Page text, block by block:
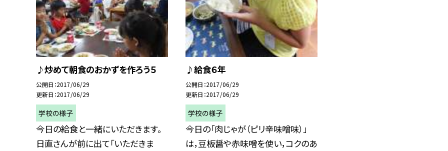
♪炒めて朝食のおかずを作ろう５
公開日 2017/06/29
更新日 2017/06/29
学校の様子
今日の給食と一緒にいただきます。
日直さんが前に出て「いただきま
♪給食６年
公開日 2017/06/29
更新日 2017/06/29
学校の様子
今日の「肉じゃが（ピリ辛味噌味）」
は，豆板醤や赤味噌を使い，コクのあ